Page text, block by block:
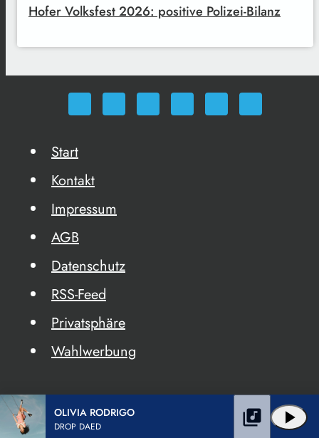
Hofer Volksfest 2026: positive Polizei-Bilanz
Start
Kontakt
Impressum
AGB
Datenschutz
RSS-Feed
Privatsphäre
Wahlwerbung
OLIVIA RODRIGO
DROP DAED play_arrow
library_music